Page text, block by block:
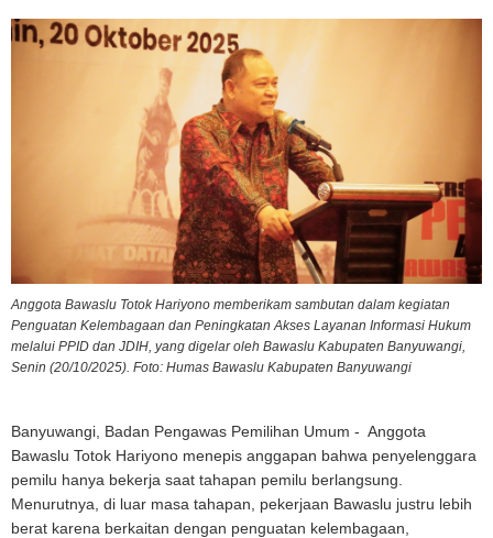
Anggota Bawaslu Totok Hariyono memberikam sambutan dalam kegiatan
Penguatan Kelembagaan dan Peningkatan Akses Layanan Informasi Hukum
melalui PPID dan JDIH, yang digelar oleh Bawaslu Kabupaten Banyuwangi,
Senin (20/10/2025). Foto: Humas Bawaslu Kabupaten Banyuwangi
Banyuwangi, Badan Pengawas Pemilihan Umum - Anggota
Bawaslu Totok Hariyono menepis anggapan bahwa penyelenggara
pemilu hanya bekerja saat tahapan pemilu berlangsung.
Menurutnya, di luar masa tahapan, pekerjaan Bawaslu justru lebih
berat karena berkaitan dengan penguatan kelembagaan,